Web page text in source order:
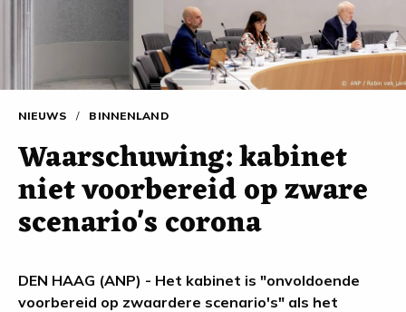
NIEUWS / BINNENLAND
Waarschuwing: kabinet
niet voorbereid op zware
scenario's corona
DEN HAAG (ANP) - Het kabinet is "onvoldoende
voorbereid op zwaardere scenario's" als het